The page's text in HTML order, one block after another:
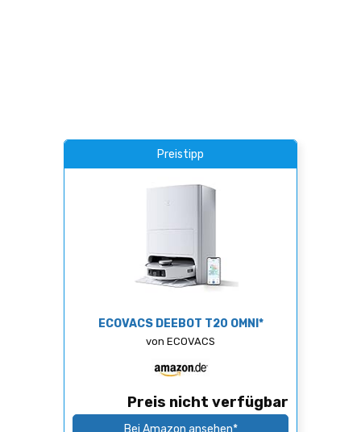
Preistipp
ECOVACS DEEBOT T20 OMNI*
von ECOVACS
Preis nicht verfügbar